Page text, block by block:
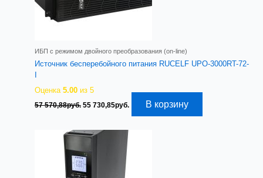
ИБП с режимом двойного преобразования (on-line)
Источник бесперебойного питания RUCELF UPO-3000RT-72-
Оценка5.00 из 5
57 570,88руб. Первоначальная
57
570,88руб..
55 730,85руб. ТекущаяВ корзину